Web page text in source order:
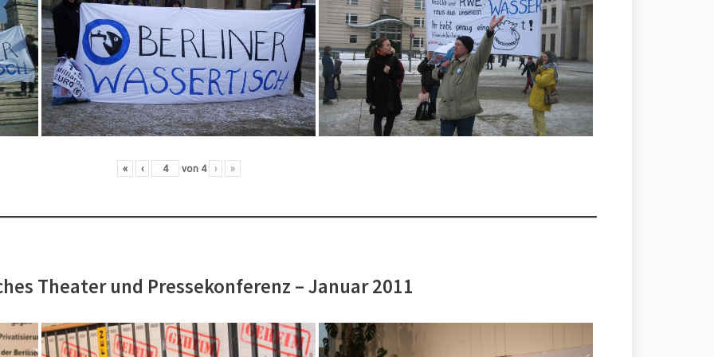
« ‹ von 4 › »
Theater und Pressekonferenz – Januar 2011